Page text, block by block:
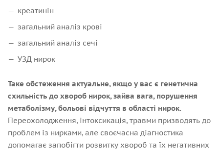
креатинін
загальний аналіз крові
загальний аналіз сечі
УЗД нирок
Таке обстеження актуальне, якщо у вас є генетична
схильність до хвороб нирок, зайва вага, порушення
метаболізму, больові відчуття в області нирок.
Переохолодження, інтоксикація, травми призводять до
проблем із нирками, але своєчасна діагностика
допомагає запобігти розвитку хвороб та їх негативних